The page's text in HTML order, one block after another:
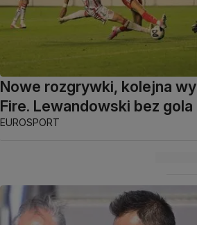
Nowe rozgrywki, kolejna
Fire. Lewandowski bez gola
EUROSPORT